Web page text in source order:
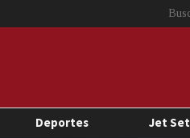
Deportes Jet Set